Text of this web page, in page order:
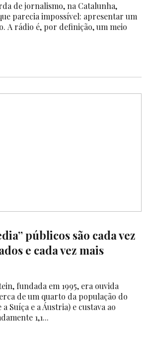
de jornalismo, na Catalunha,
parecia impossível: apresentar um
A rádio é, por definição, um meio
públicos são cada vez
e cada vez mais
fundada em 1995, era ouvida
de um quarto da população do
Suíça e a Áustria) e custava ao
1,1...